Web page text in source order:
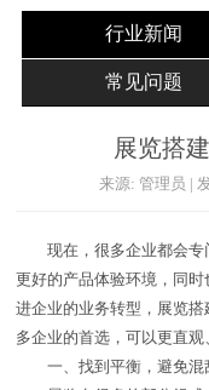
行业新闻
常见问题
展览搭
来源: 管理员 |
现在，很多企业都会专
更好的产品体验环境，同
进企业的业务转型，展览
多企业的首选，可以更直观
一、找到平衡，避免混